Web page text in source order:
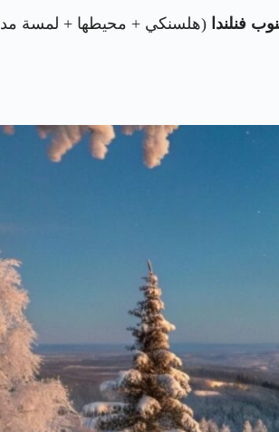
فنلندا (هلسنكي + محيطها + لمسة